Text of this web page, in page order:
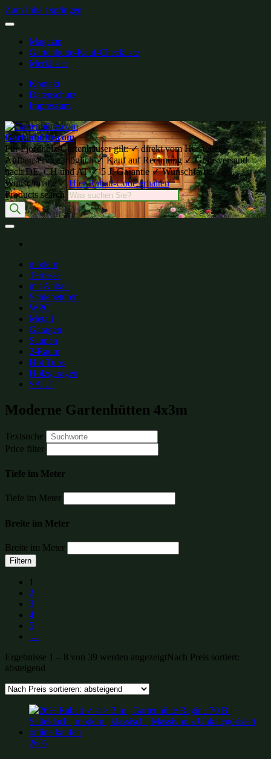
Zum Inhalt springen
Magazin
Gartenhütte-Kauf-Checkliste
Merkliste:
Kontakt
Datenschutz
Impressum
Gartenhütte.com
Für Fjordholz-Gartenhäuser gilt: ✓ direkt vom Hersteller ✓
Aufbauservice möglich ✓ Kauf auf Rechnung ✓ Gratisversand
nach DE, CH und AT ✓ 5 J. Garantie ✓ Wunschfarbe ✓
Wunschmaße ✓Hier Rabatt-Code erhalten
Products search
modern
Terrasse
mit Anbau
Schiebetüren
WPC
Metall
Garagen
Saunen
2-Raum
Hot Tubs
Holzgaragen
SALE
Moderne Gartenhütten 4x3m
Textsuche
Price filter
Tiefe im Meter
Tiefe im Meter
Breite im Meter
Breite im Meter
Filtern
1
2
3
4
5
→
Ergebnisse 1 – 8 von 39 werden angezeigtNach Preis sortiert:
absteigend
26%